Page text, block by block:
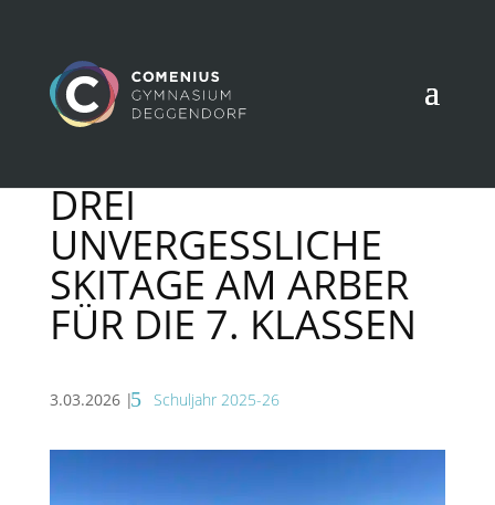
DREI
UNVERGESSLICHE
SKITAGE AM ARBER
FÜR DIE 7. KLASSEN
3.03.2026| Schuljahr 2025-26